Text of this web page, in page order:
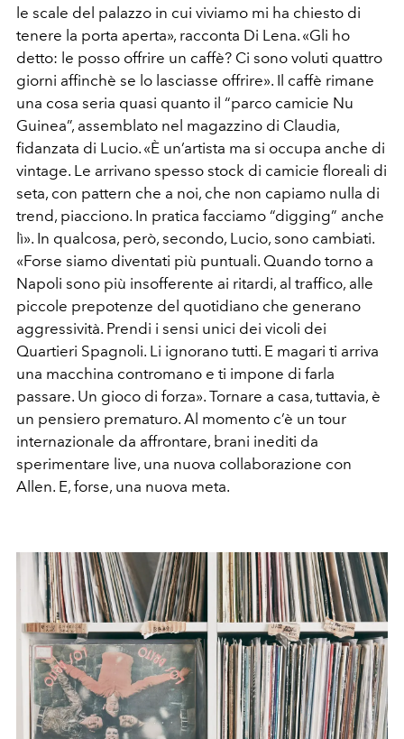
le scale del palazzo in cui viviamo mi ha chiesto di
tenere la porta aperta», racconta Di Lena. «Gli ho
detto: le posso offrire un caffè? Ci sono voluti quattro
giorni affinchè se lo lasciasse offrire». Il caffè rimane
una cosa seria quasi quanto il “parco camicie Nu
Guinea”, assemblato nel magazzino di Claudia,
fidanzata di Lucio. «È un’artista ma si occupa anche di
vintage. Le arrivano spesso stock di camicie floreali di
seta, con pattern che a noi, che non capiamo nulla di
trend, piacciono. In pratica facciamo “digging” anche
lì». In qualcosa, però, secondo, Lucio, sono cambiati.
«Forse siamo diventati più puntuali. Quando torno a
Napoli sono più insofferente ai ritardi, al traffico, alle
piccole prepotenze del quotidiano che generano
aggressività. Prendi i sensi unici dei vicoli dei
Quartieri Spagnoli. Li ignorano tutti. E magari ti arriva
una macchina contromano e ti impone di farla
passare. Un gioco di forza». Tornare a casa, tuttavia, è
un pensiero prematuro. Al momento c’è un tour
internazionale da affrontare, brani inediti da
sperimentare live, una nuova collaborazione con
Allen. E, forse, una nuova meta.